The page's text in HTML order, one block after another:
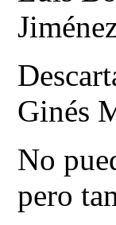
Ginés
No
pero